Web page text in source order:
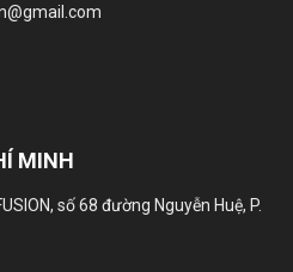
MINH
số 68 đường Nguyễn Huệ, P.